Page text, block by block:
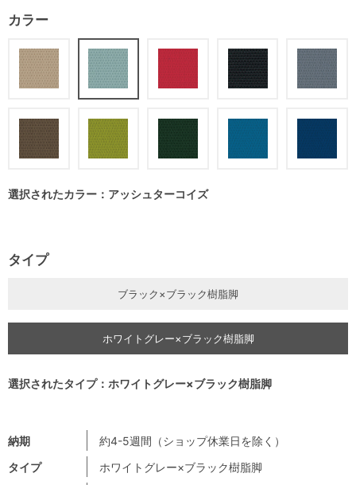
納期
約4-5週間（ショップ休業日を除く）
タイプ
ホワイトグレー×ブラック樹脂脚
カラー
選択されたカラー：アッシュターコイズ
タイプ
ブラック×ブラック樹脂脚
ホワイトグレー×ブラック樹脂脚
選択されたタイプ：ホワイトグレー×ブラック樹脂脚